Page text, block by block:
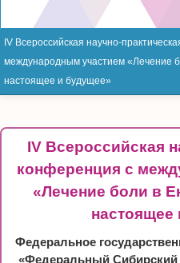
IV Всероссийская научно-
международным участием «Лечение
настоящее и будущее»
IV Всероссийская
конференция с
«Лечение боли в
настоящее
Федеральное
«Федеральный Сибирский